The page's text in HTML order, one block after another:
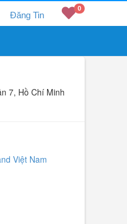
Đăng Tin
0
7, Hồ Chí Minh
Việt Nam